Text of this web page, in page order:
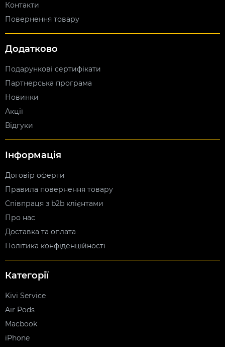
Контакти
Повернення товару
Додатково
Подарункові сертифікати
Партнерська програма
Новинки
Акції
Відгуки
Інформація
Договір оферти
Правила повернення товару
Співпраця з b2b клієнтами
Про нас
Доставка та оплата
Політика конфіденційності
Категорії
Kivi Service
Air Pods
Macbook
iPhone